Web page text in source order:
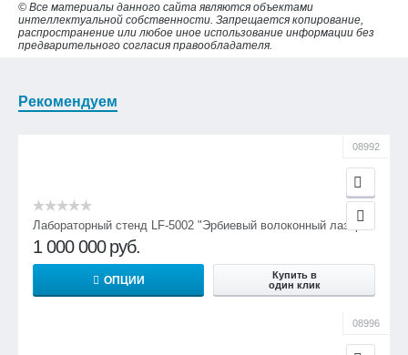
© Все материалы данного сайта являются объектами
интеллектуальной собственности. Запрещается копирование,
распространение или любое иное использование информации без
предварительного согласия правообладателя.
Рекомендуем
08992
Лабораторный стенд LF-5002 "Эрбиевый волоконный лазер"
1 000 000 руб.
ОПЦИИ
Купить в
один клик
08996